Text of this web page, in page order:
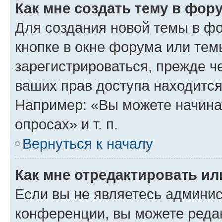
Как мне создать тему в
Для создания новой темы в
кнопке в окне форума или
зарегистрироваться, прежде
ваших прав доступа
Например: «Вы можете
опросах» и т. п.
Вернуться к началу
Как мне отредактировать
Если вы не являетесь
конференции, вы можете